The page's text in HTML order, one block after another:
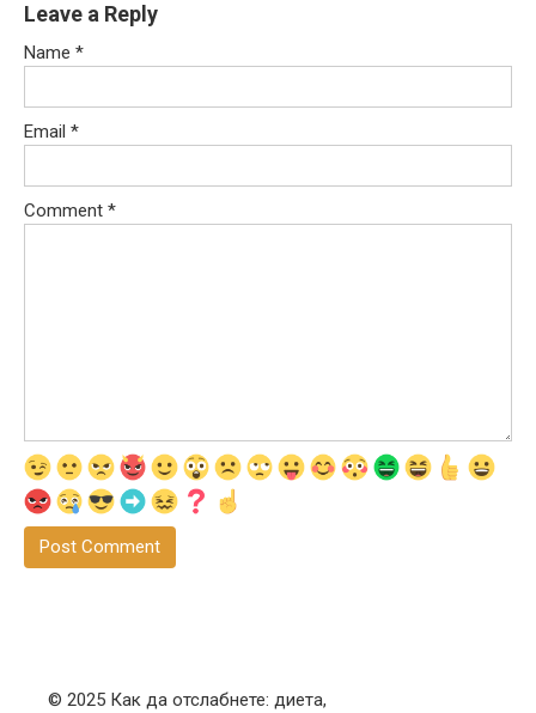
Leave a Reply
Name *
Email *
Comment *
© 2025 Как да отслабнете: диета,